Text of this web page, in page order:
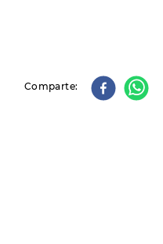
Comparte